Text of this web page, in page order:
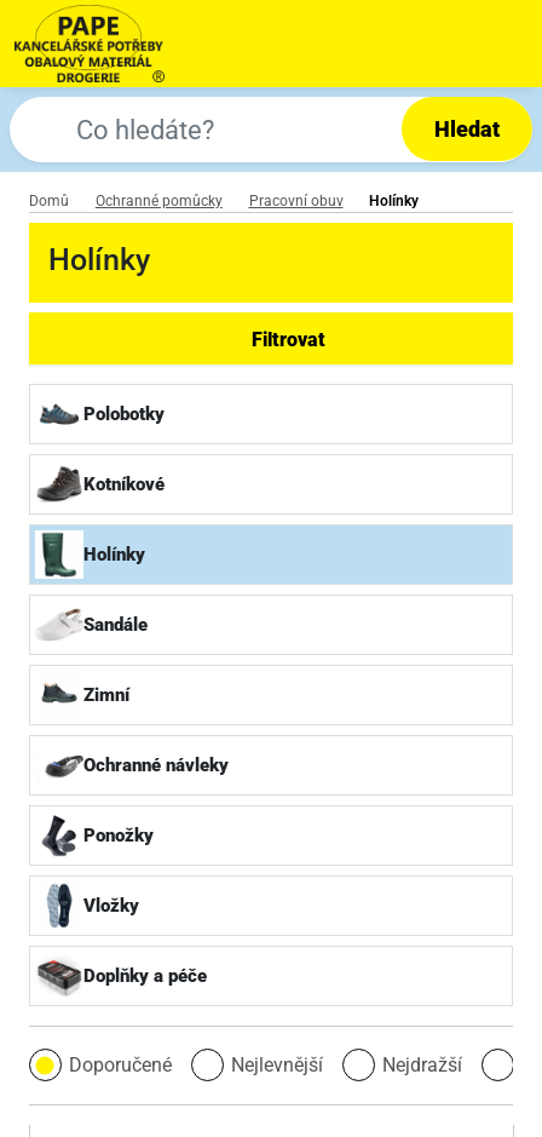
Hledat
Domů Ochranné pomůcky Pracovní obuv Holínky
Holínky
Filtrovat
Polobotky
Kotníkové
Holínky
Sandále
Zimní
Ochranné návleky
Ponožky
Vložky
Doplňky a péče
Doporučené Nejlevnější Nejdražší